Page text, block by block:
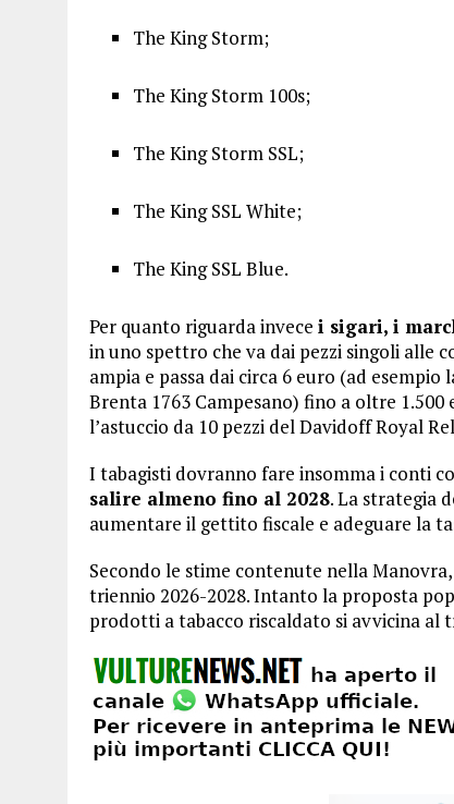
The King Storm;
The King Storm 100s;
The King Storm SSL;
The King SSL White;
The King SSL Blue.
Per quanto riguarda invece i sigari, i
in uno spettro che va dai pezzi singoli alle
ampia e passa dai circa 6 euro (ad
Brenta 1763 Campesano) fino a oltre
l’astuccio da 10 pezzi del Davidoff Royal
I tabagisti dovranno fare insomma i conti
salire almeno fino al 2028. La strategia
aumentare il gettito fiscale e adeguare la
Secondo le stime contenute nella
triennio 2026-2028. Intanto la proposta
prodotti a tabacco riscaldato si avvicina al